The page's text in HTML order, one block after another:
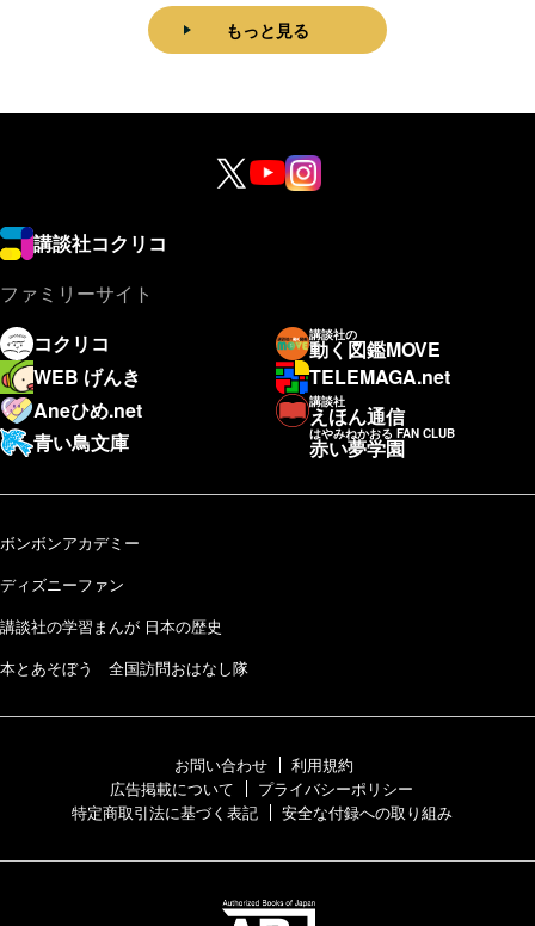
もっと見る
講談社コクリコ
ファミリーサイト
コクリコ
講談社の
動く図鑑MOVE
WEB げんき
TELEMAGA.net
Aneひめ.net
講談社
えほん通信
青い鳥文庫
はやみねかおる FAN CLUB
赤い夢学園
ボンボンアカデミー
ディズニーファン
講談社の学習まんが 日本の歴史
本とあそぼう 全国訪問おはなし隊
お問い合わせ
利用規約
広告掲載について
プライバシーポリシー
特定商取引法に基づく表記
安全な付録への取り組み